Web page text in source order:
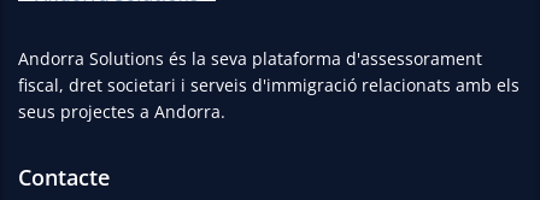
Andorra Solutions és la seva plataforma d'assessorament
fiscal, dret societari i serveis d'immigració relacionats amb els
seus projectes a Andorra.
Contacte